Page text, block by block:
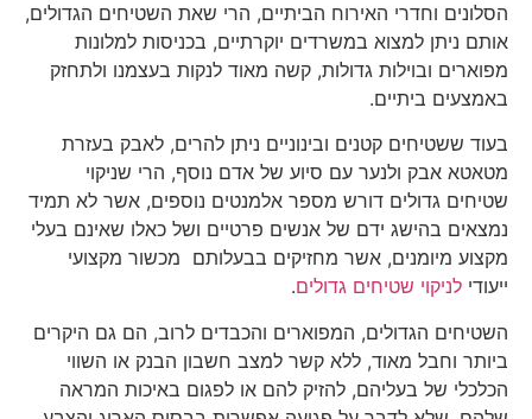
הסלונים וחדרי האירוח הביתיים, הרי שאת השטיחים הגדולים,
אותם ניתן למצוא במשרדים יוקרתיים, בכניסות למלונות
מפוארים ובוילות גדולות, קשה מאוד לנקות בעצמנו ולתחזק
באמצעים ביתיים.
בעוד ששטיחים קטנים ובינוניים ניתן להרים, לאבק בעזרת
מטאטא אבק ולנער עם סיוע של אדם נוסף, הרי שניקוי
שטיחים גדולים דורש מספר אלמנטים נוספים, אשר לא תמיד
נמצאים בהישג ידם של אנשים פרטיים ושל כאלו שאינם בעלי
מקצוע מיומנים, אשר מחזיקים בבעלותם מכשור מקצועי
ייעודי לניקוי שטיחים גדולים.
השטיחים הגדולים, המפוארים והכבדים לרוב, הם גם היקרים
ביותר וחבל מאוד, ללא קשר למצב חשבון הבנק או השווי
הכלכלי של בעליהם, להזיק להם או לפגום באיכות המראה